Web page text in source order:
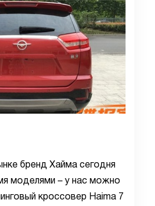
бренд Хайма сегодня
моделями – у нас можно
кроссовер Haima 7